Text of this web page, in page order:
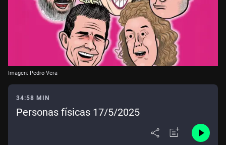
Imagen: Pedro Vera
34:58 MIN
Personas físicas 17/5/2025